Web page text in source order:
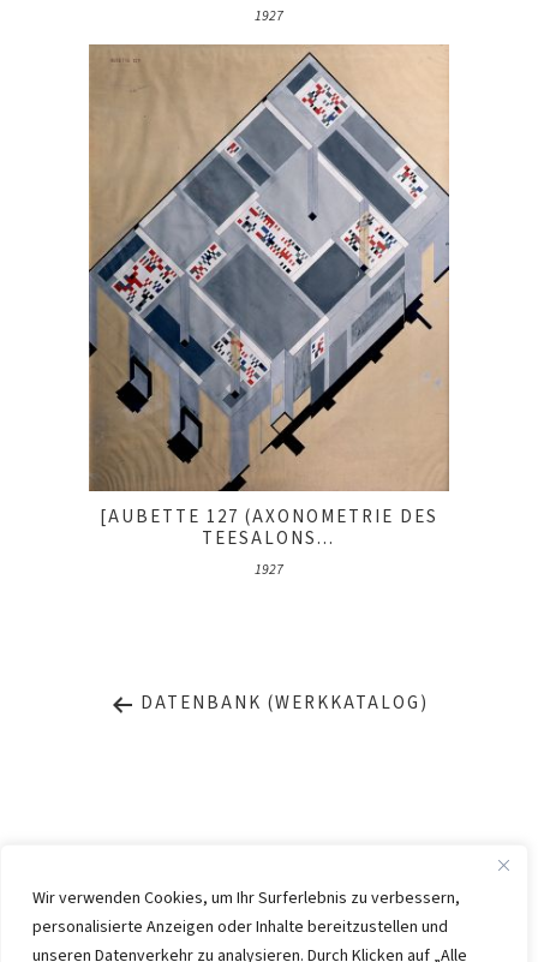
Wir verwenden Cookies, um Ihr Surferlebnis zu verbessern,
personalisierte Anzeigen oder Inhalte bereitzustellen und
unseren Datenverkehr zu analysieren. Durch Klicken auf „Alle
1927
[AUBETTE 127 (AXONOMETRIE DES
TEESALONS...
1927
DATENBANK (WERKKATALOG)
IMPRESSUM DATENSCHUTZ